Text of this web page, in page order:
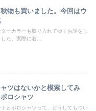
物も買いました。今回はウ
ーカラーも取り入れてゆくお話をし
た。実際に着...
ツはないかと模索してみ
ロシャツ
とポロシャツって、どうしてもつい